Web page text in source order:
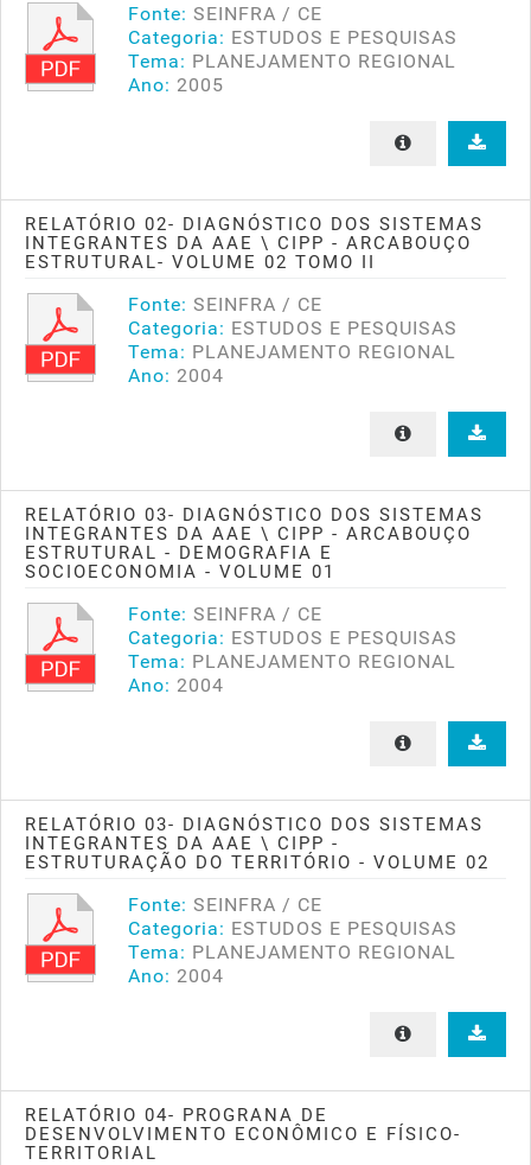
Fonte: SEINFRA / CE
Categoria: ESTUDOS E PESQUISAS
Tema: PLANEJAMENTO REGIONAL
Ano: 2005
RELATÓRIO 02- DIAGNÓSTICO DOS SISTEMAS
INTEGRANTES DA AAE \ CIPP - ARCABOUÇO
ESTRUTURAL- VOLUME 02 TOMO II
Fonte: SEINFRA / CE
Categoria: ESTUDOS E PESQUISAS
Tema: PLANEJAMENTO REGIONAL
Ano: 2004
RELATÓRIO 03- DIAGNÓSTICO DOS SISTEMAS
INTEGRANTES DA AAE \ CIPP - ARCABOUÇO
ESTRUTURAL - DEMOGRAFIA E
SOCIOECONOMIA - VOLUME 01
Fonte: SEINFRA / CE
Categoria: ESTUDOS E PESQUISAS
Tema: PLANEJAMENTO REGIONAL
Ano: 2004
RELATÓRIO 03- DIAGNÓSTICO DOS SISTEMAS
INTEGRANTES DA AAE \ CIPP -
ESTRUTURAÇÃO DO TERRITÓRIO - VOLUME 02
Fonte: SEINFRA / CE
Categoria: ESTUDOS E PESQUISAS
Tema: PLANEJAMENTO REGIONAL
Ano: 2004
RELATÓRIO 04- PROGRANA DE
DESENVOLVIMENTO ECONÔMICO E FÍSICO-
TERRITORIAL